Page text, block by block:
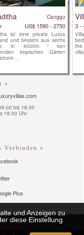
Canggu
US$ 1590 - 2750
ist eine private Luxus
und besteht aus sechs
in 4000m ² von
tropischen Gärten
...
3 -
»
bis 18.00
18.00 Uhr
Verbinden »
Plus
Sitemap
und Anzeigen zu
diese Einstellung